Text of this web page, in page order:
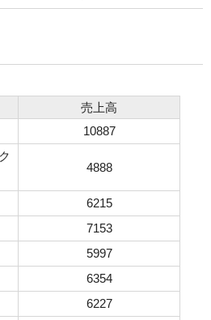
売上高
10887
4888
6215
7153
5997
6354
6227